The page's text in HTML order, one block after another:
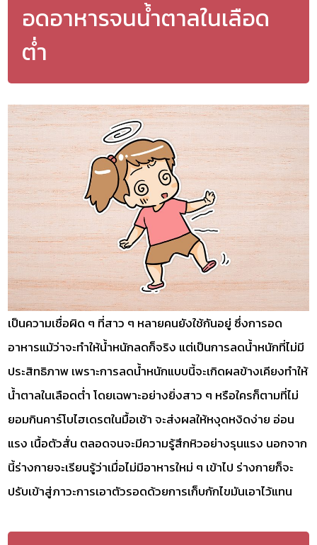
อดอาหารจนน้ำตาลในเลือด
ต่ำ
เป็นความเชื่อผิด ๆ ที่สาว ๆ หลายคนยังใช้กันอยู่ ซึ่งการอด
อาหารแม้ว่าจะทำให้น้ำหนักลดก็จริง แต่เป็นการลดน้ำหนักที่ไม่มี
ประสิทธิภาพ เพราะการลดน้ำหนักแบบนี้จะเกิดผลข้างเคียงทำให้
น้ำตาลในเลือดต่ำ โดยเฉพาะอย่างยิ่งสาว ๆ หรือใครก็ตามที่ไม่
ยอมกินคาร์โบไฮเดรตในมื้อเช้า จะส่งผลให้หงุดหงิดง่าย อ่อน
แรง เนื้อตัวสั่น ตลอดจนจะมีความรู้สึกหิวอย่างรุนแรง นอกจาก
นี้ร่างกายจะเรียนรู้ว่าเมื่อไม่มีอาหารใหม่ ๆ เข้าไป ร่างกายก็จะ
ปรับเข้าสู่ภาวะการเอาตัวรอดด้วยการเก็บกักไขมันเอาไว้แทน